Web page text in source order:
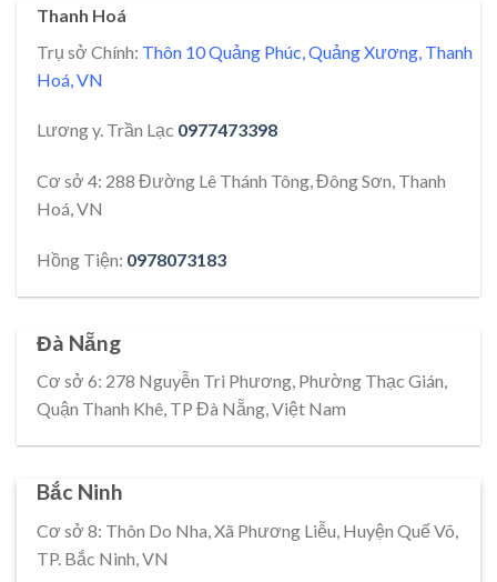
Thanh Hoá
Trụ sở Chính: Thôn 10 Quảng Phúc, Quảng Xương, Thanh
Hoá, VN
Lương y. Trần Lạc 0977473398
Cơ sở 4: 288 Đường Lê Thánh Tông, Đông Sơn, Thanh
Hoá, VN
Hồng Tiện: 0978073183
Đà Nẵng
Cơ sở 6: 278 Nguyễn Tri Phương, Phường Thạc Gián,
Quận Thanh Khê, TP Đà Nẵng, Việt Nam
Bắc Ninh
Cơ sở 8: Thôn Do Nha, Xã Phương Liễu, Huyện Quế Võ,
TP. Bắc Ninh, VN